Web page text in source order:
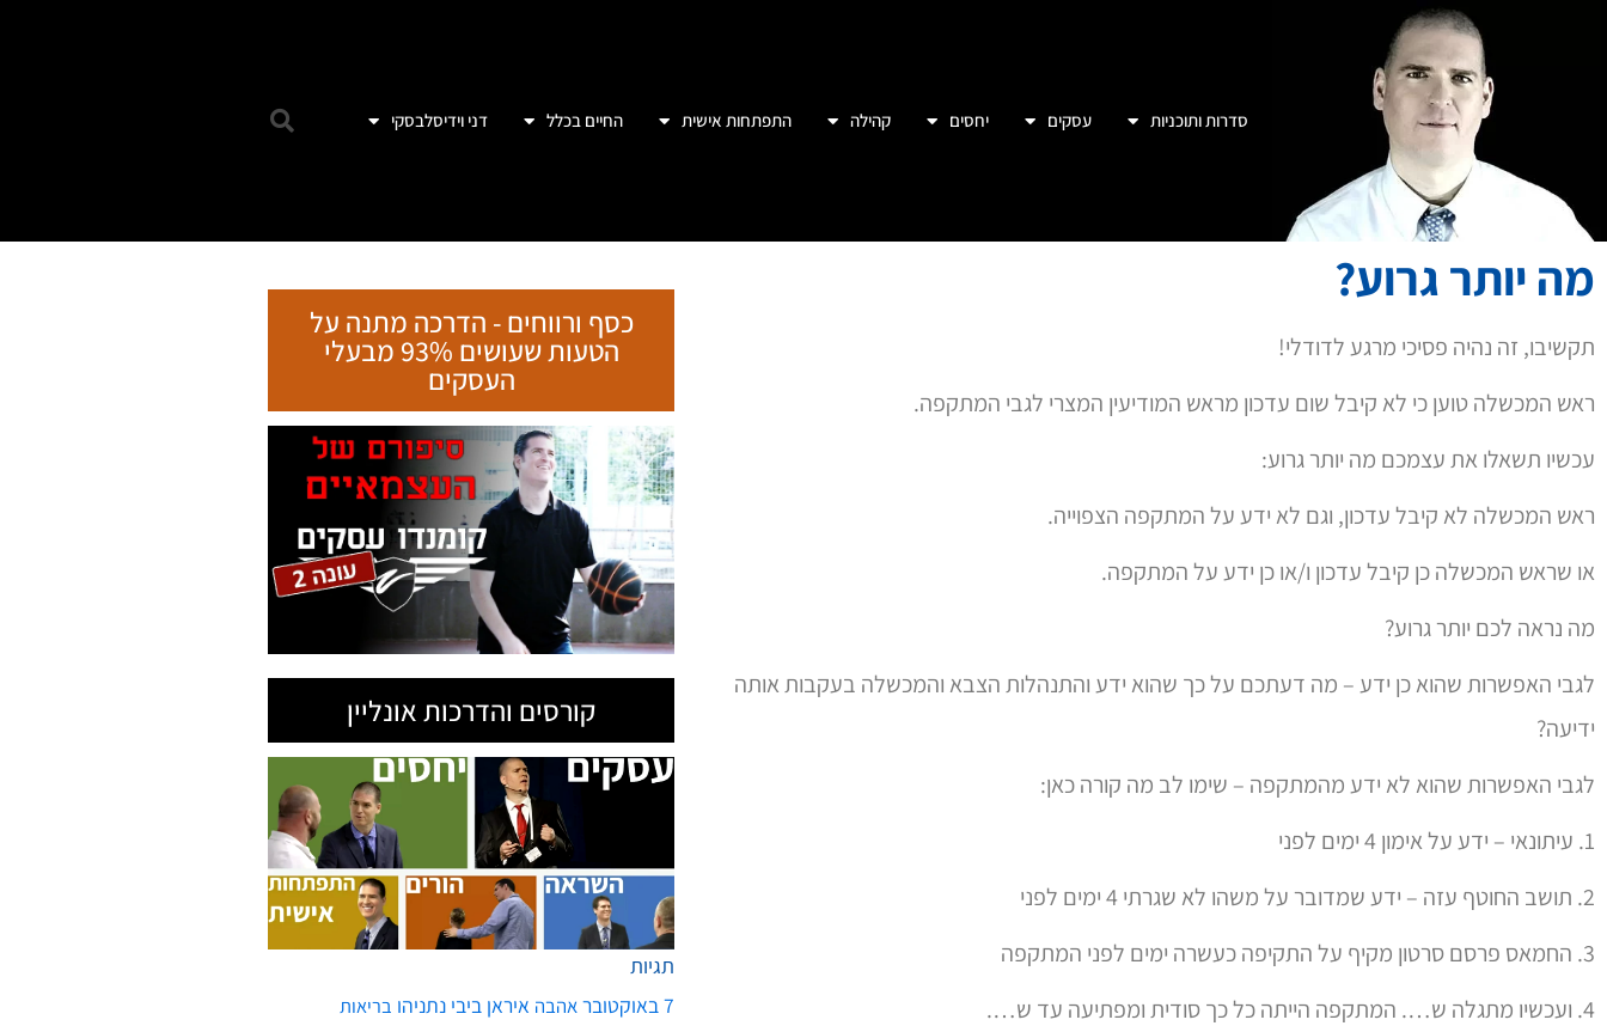
סדרות ותוכניות עסקים יחסים קהילה התפתחות אישית החיים בכלל דני וידיסלבסקי
מה יותר גרוע?
תקשיבו, זה נהיה פסיכי מרגע לדודלי!
ראש המכשלה טוען כי לא קיבל שום עדכון מראש המודיעין המצרי לגבי המתקפה.
עכשיו תשאלו את עצמכם מה יותר גרוע:
ראש המכשלה לא קיבל עדכון, וגם לא ידע על המתקפה הצפוייה.
או שראש המכשלה כן קיבל עדכון ו/או כן ידע על המתקפה.
מה נראה לכם יותר גרוע?
לגבי האפשרות שהוא כן ידע – מה דעתכם על כך שהוא ידע והתנהלות הצבא והמכשלה בעקבות אותה
ידיעה?
לגבי האפשרות שהוא לא ידע מהמתקפה – שימו לב מה קורה כאן:
1. עיתונאי – ידע על אימון 4 ימים לפני
2. תושב החוטף עזה – ידע שמדובר על משהו לא שגרתי 4 ימים לפני
3. החמאס פרסם סרטון מקיף על התקיפה כעשרה ימים לפני המתקפה
4. ועכשיו מתגלה ש…. המתקפה הייתה כל כך סודית ומפתיעה עד ש….
כסף ורווחים - הדרכה מתנה על
הטעות שעושים 93% מבעלי
העסקים
קורסים והדרכות אונליין
תגיות
7 באוקטובר
אהבה איראן ביבי נתניהו בריאות
Email